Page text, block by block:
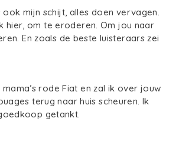
ook mijn schijt, alles doen vervagen.
hier, om te eroderen. Om jou naar
En zoals de beste luisteraars zei
rode Fiat en zal ik over jouw
terug naar huis scheuren. Ik
getankt.